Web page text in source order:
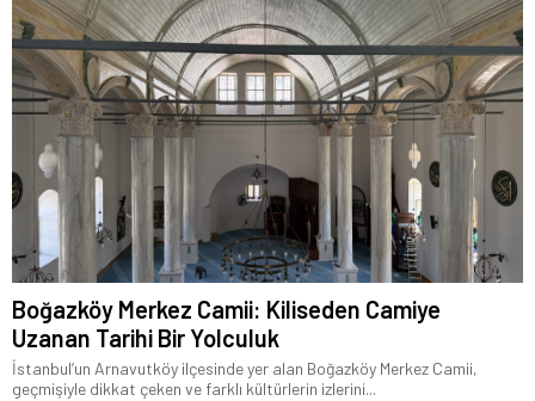
Boğazköy Merkez Camii: Kiliseden Camiye
Uzanan Tarihi Bir Yolculuk
İstanbul’un Arnavutköy ilçesinde yer alan Boğazköy Merkez Camii,
geçmişiyle dikkat çeken ve farklı kültürlerin izlerini...